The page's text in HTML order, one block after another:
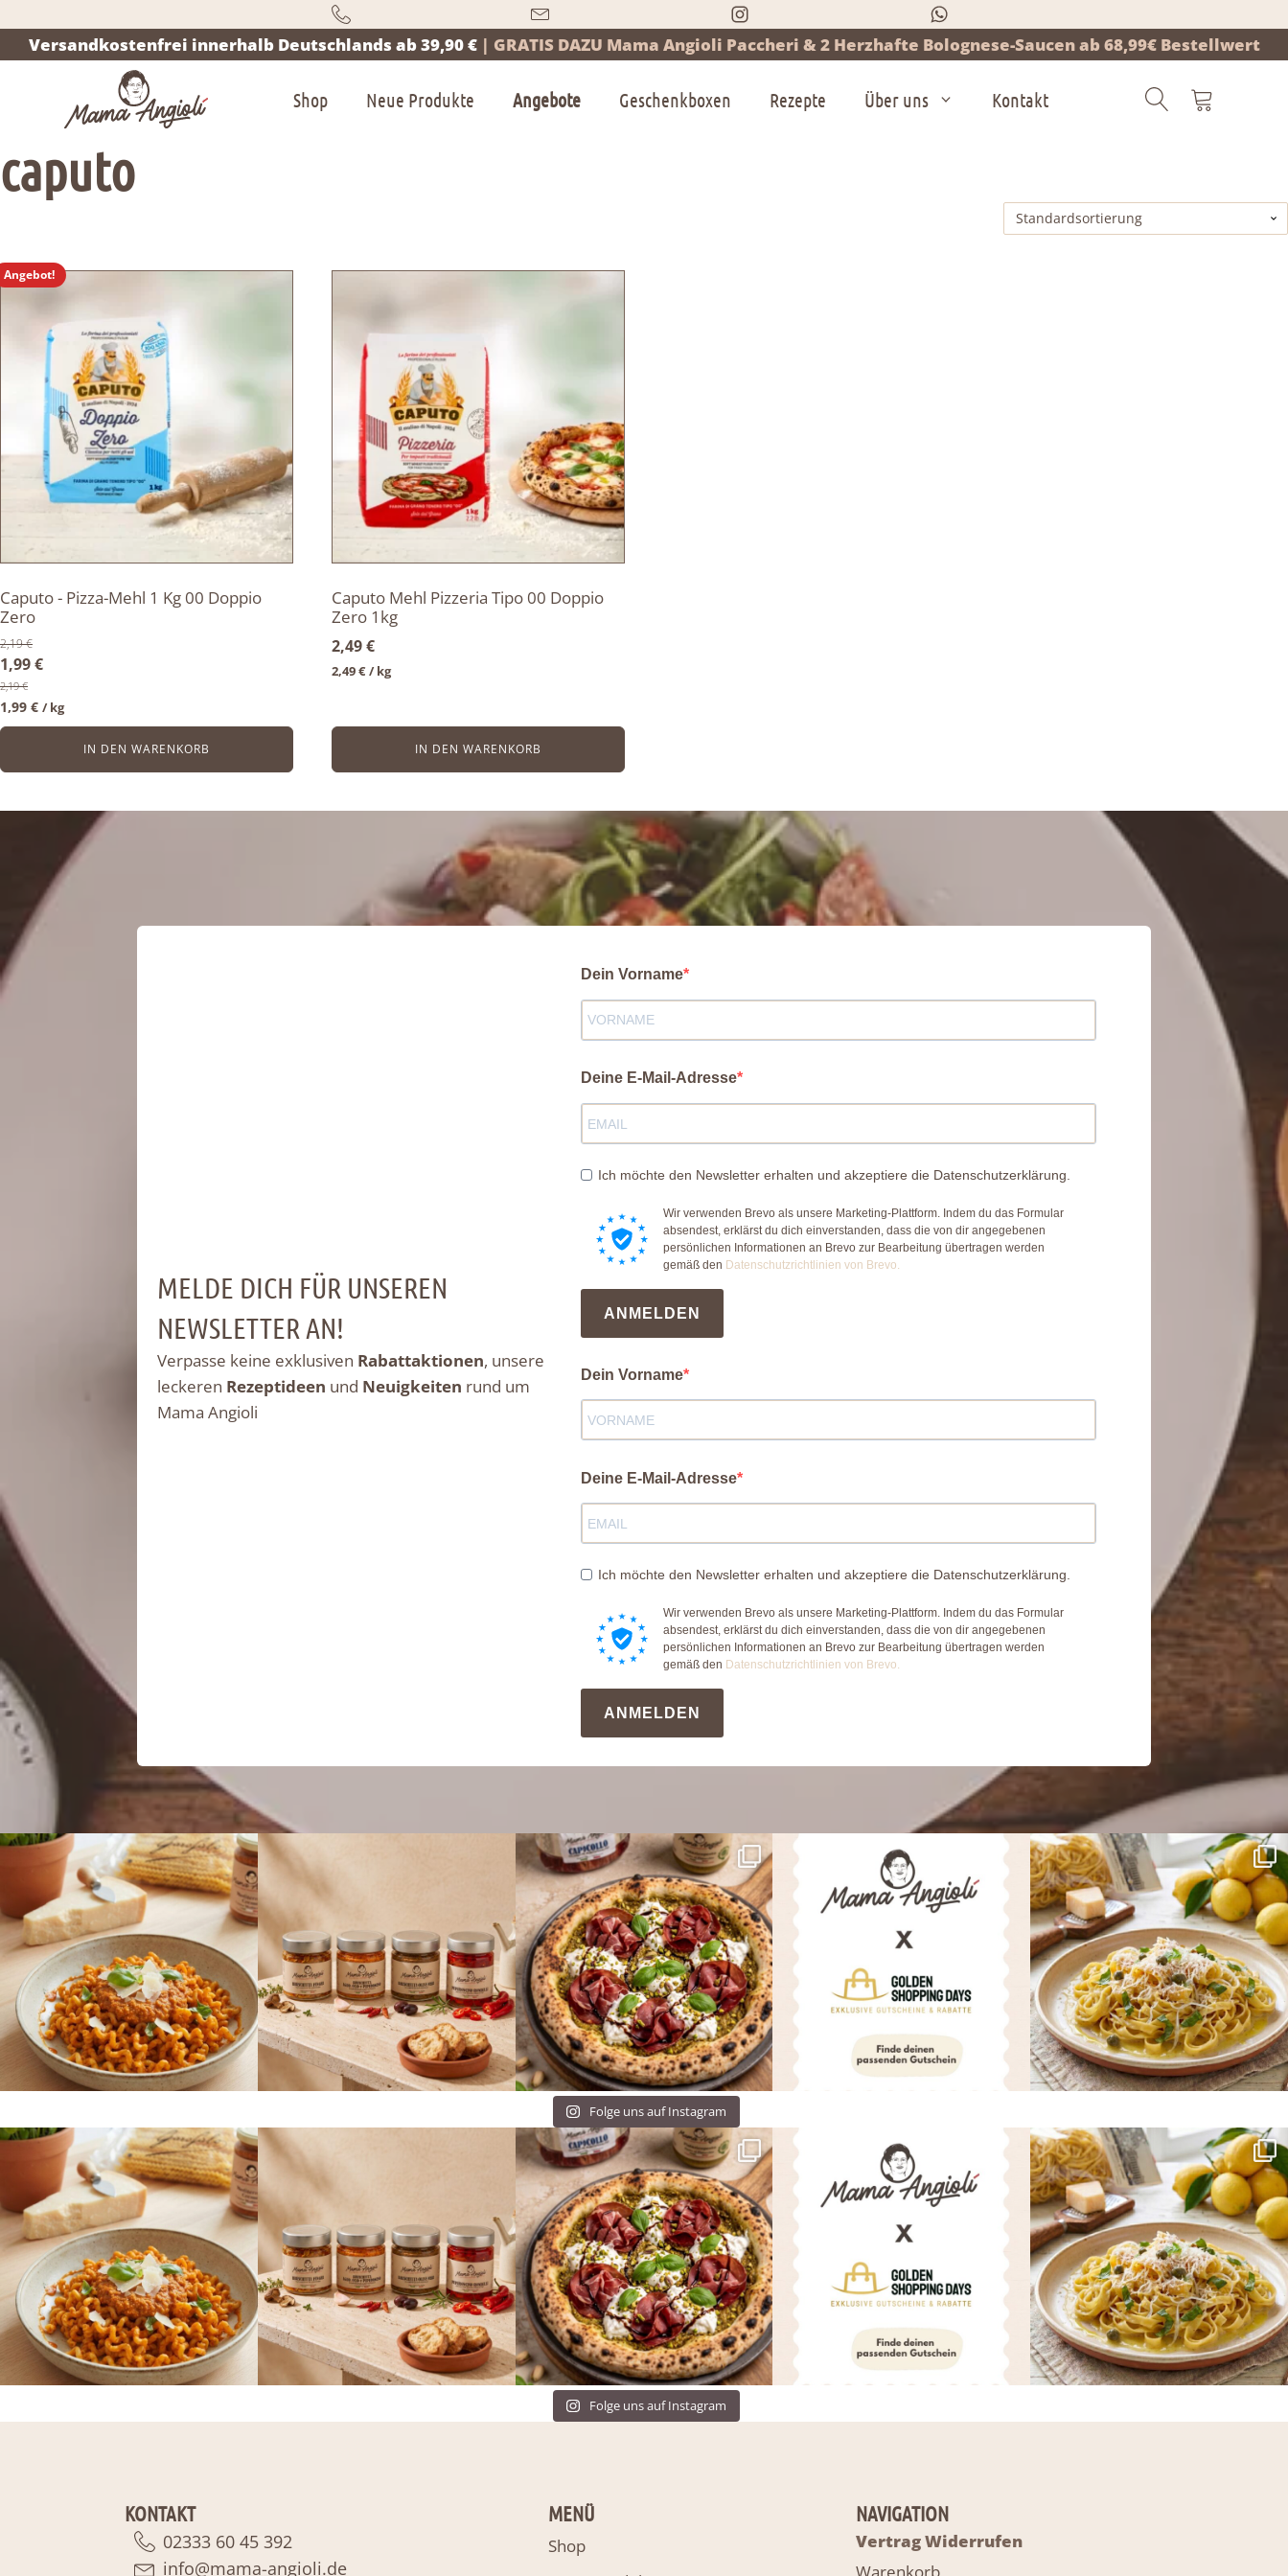
Versandkostenfrei innerhalb Deutschlands ab 39,90 € | GRATIS DAZU Mama Angioli Paccheri & 2 Herzhafte Bolognese-Saucen ab 68,99€ Bestellwert
Shop Neue Produkte Angebote Geschenkboxen Rezepte Über uns Kontakt
caputo
Angebot!
Caputo - Pizza-Mehl 1 Kg 00 Doppio
Zero
2,19€
Ursprünglicher
Preis
war:
2,19 €
1,99€Aktueller
ist:
2,19€
1,99 € / kg
IN DEN WARENKORB
Caputo Mehl Pizzeria Tipo 00 Doppio
Zero 1kg
2,49€
2,49€ / kg
IN DEN WARENKORB
MELDE DICH FÜR UNSEREN
NEWSLETTER AN!
Verpasse keine exklusiven Rabattaktionen, unsere
leckeren Rezeptideen und Neuigkeiten rund um
Mama Angioli
Dein Vorname
Deine E-Mail-Adresse
Ich möchte den Newsletter erhalten und akzeptiere die Datenschutzerklärung.
Wir verwenden Brevo als unsere Marketing-Plattform. Indem du das Formular
absendest, erklärst du dich einverstanden, dass die von dir angegebenen
persönlichen Informationen an Brevo zur Bearbeitung übertragen werden
gemäß den Datenschutzrichtlinien von Brevo.
ANMELDEN
Dein Vorname
Deine E-Mail-Adresse
Ich möchte den Newsletter erhalten und akzeptiere die Datenschutzerklärung.
Wir verwenden Brevo als unsere Marketing-Plattform. Indem du das Formular
absendest, erklärst du dich einverstanden, dass die von dir angegebenen
persönlichen Informationen an Brevo zur Bearbeitung übertragen werden
gemäß den Datenschutzrichtlinien von Brevo.
ANMELDEN
Folge uns auf Instagram
Folge uns auf Instagram
KONTAKT
02333 60 45 392
info@mama-angioli.de
MENÜ
Shop
NAVIGATION
Vertrag Widerrufen
Warenkorb